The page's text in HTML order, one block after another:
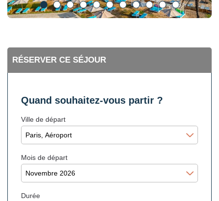
RÉSERVER CE SÉJOUR
Quand souhaitez-vous partir ?
Ville de départ
Mois de départ
Durée